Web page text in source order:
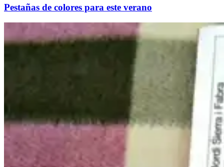
Pestañas de colores para este verano